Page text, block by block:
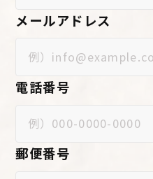
メールアドレス
電話番号
郵便番号